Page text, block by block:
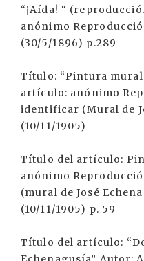
“¡Aída! “
anónimo
(30/5/1896) p.289
Título: “Pintura
artículo: anónimo
identificar (Mural de
(10/11/1905)
Título del artículo:
anónimo
(mural de José
(10/11/1905) p. 59
Título del artículo: